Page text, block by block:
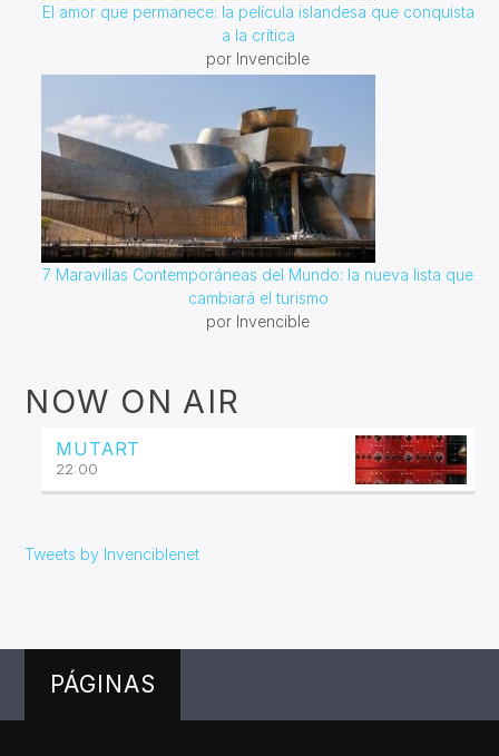
El amor que permanece: la película islandesa que conquista
a la crítica
por Invencible
7 Maravillas Contemporáneas del Mundo: la nueva lista que
cambiará el turismo
por Invencible
NOW ON AIR
MUTART
22:00
Tweets by Invenciblenet
PÁGINAS